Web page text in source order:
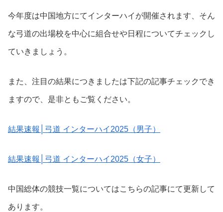
今年度は中国地方にてインターハイが開催されます、そん
な弓道の出場校を中心に組合せや日程についてチェックし
ていきましょう。
また、注目の結果につきましたは下記の記事チェックでき
ますので、是非ともご覧ください。
結果速報│弓道 インターハイ2025（男子）
結果速報│弓道 インターハイ2025（女子）
中国総体の競技一覧についてはこちらの記事にて更新して
あります。